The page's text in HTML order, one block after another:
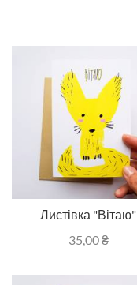
Листівка "Вітаю"
35,00₴